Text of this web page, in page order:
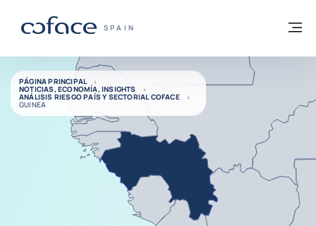
COFACE - FOR TRADE
SPAIN
Volver a la página principal
PÁGINA PRINCIPAL
NOTICIAS, ECONOMÍA, INSIGHTS
ANÁLISIS RIESGO PAÍS Y SECTORIAL COFACE
GUINEA